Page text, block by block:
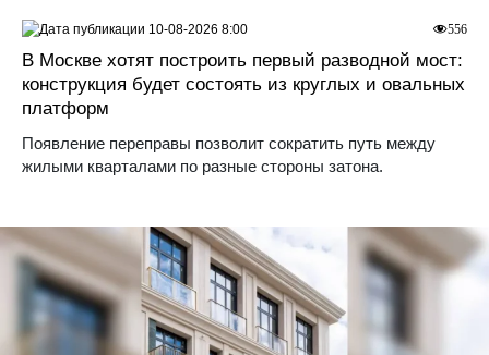
В Москве хотят построить первый разводной мост:
конструкция будет состоять из круглых и овальных
платформ
Появление переправы позволит сократить путь между
жилыми кварталами по разные стороны затона.
556
10-08-2026 8:00